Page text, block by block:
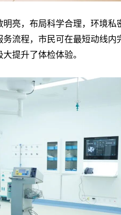
亮，布局科学合理，环境私
流程，市民可在最短动线内
提升了体检体验。